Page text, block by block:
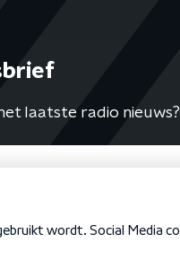
laatste radio nieuws?